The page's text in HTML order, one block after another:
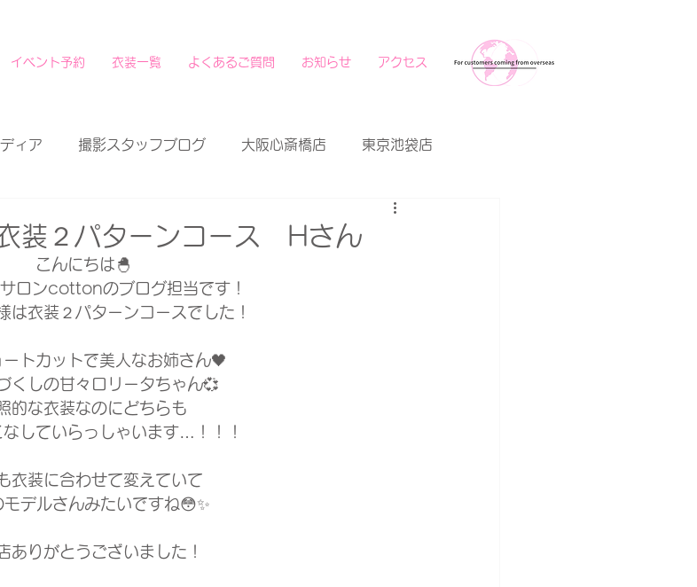
イベント予約 衣装一覧 よくあるご質問 お知らせ アクセス
ディア 撮影スタッフブログ 大阪心斎橋店 東京池袋店
装２パターンコース Hさん
こんにちは🐣
ロンcottonのブログ担当です！
は衣装２パターンコースでした！
トカットで美人なお姉さん🖤
くしの甘々ロリータちゃん💞
的な衣装なのにどちらも
していらっしゃいます…！！！
衣装に合わせて変えていて
モデルさんみたいですね😳✨
ありがとうございました！